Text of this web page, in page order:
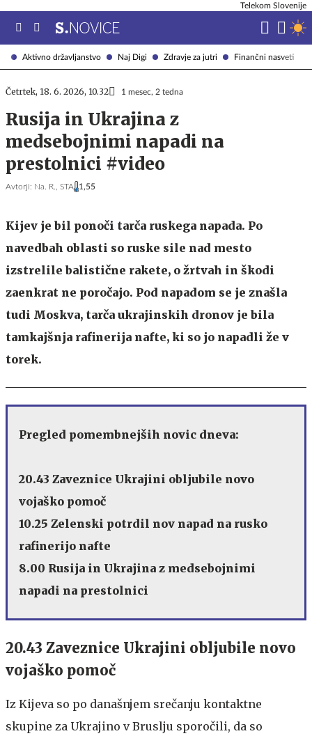
Aktivno državljanstvo Naj Digi Zdravje za jutri Finančni nasveti
Telekom Slovenije
Četrtek, 18. 6. 2026, 10.32 1 mesec, 2 tedna
Rusija in Ukrajina z
medsebojnimi napadi na
prestolnici #video
Avtorji: Na. R., STA 1,55
Kijev je bil ponoči tarča ruskega napada. Po
navedbah oblasti so ruske sile nad mesto
izstrelile balistične rakete, o žrtvah in škodi
zaenkrat ne poročajo. Pod napadom se je znašla
tudi Moskva, tarča ukrajinskih dronov je bila
tamkajšnja rafinerija nafte, ki so jo napadli že v
torek.
Pregled pomembnejših novic dneva:
20.43 Zaveznice Ukrajini obljubile novo
vojaško pomoč
10.25 Zelenski potrdil nov napad na rusko
rafinerijo nafte
8.00 Rusija in Ukrajina z medsebojnimi
napadi na prestolnici
20.43 Zaveznice Ukrajini obljubile novo
vojaško pomoč
Iz Kijeva so po današnjem srečanju kontaktne
skupine za Ukrajino v Bruslju sporočili, da so